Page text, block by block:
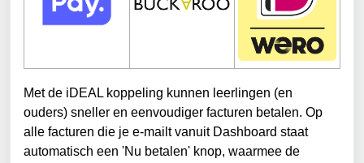
Met de iDEAL koppeling kunnen leerlingen (en
ouders) sneller en eenvoudiger facturen betalen. Op
alle facturen die je e-mailt vanuit Dashboard staat
automatisch een 'Nu betalen' knop, waarmee de